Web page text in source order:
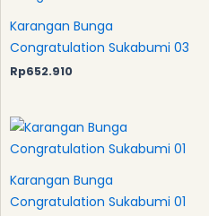
Karangan Bunga
Congratulation Sukabumi 03
Rp652.910
Karangan Bunga
Congratulation Sukabumi 01